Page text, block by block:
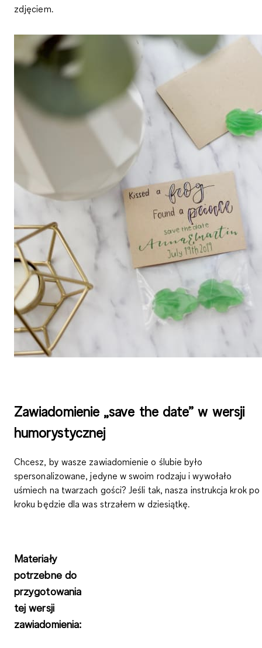
zdjęciem.
Zawiadomienie „save the date” w wersji
humorystycznej
Chcesz, by wasze zawiadomienie o ślubie było
spersonalizowane, jedyne w swoim rodzajui wywołało
uśmiech na twarzach gości? Jeśli tak, nasza instrukcja krok po
kroku będzie dla was strzałem w dziesiątkę.
Materiały
potrzebne do
przygotowania
tej wersji
zawiadomienia: